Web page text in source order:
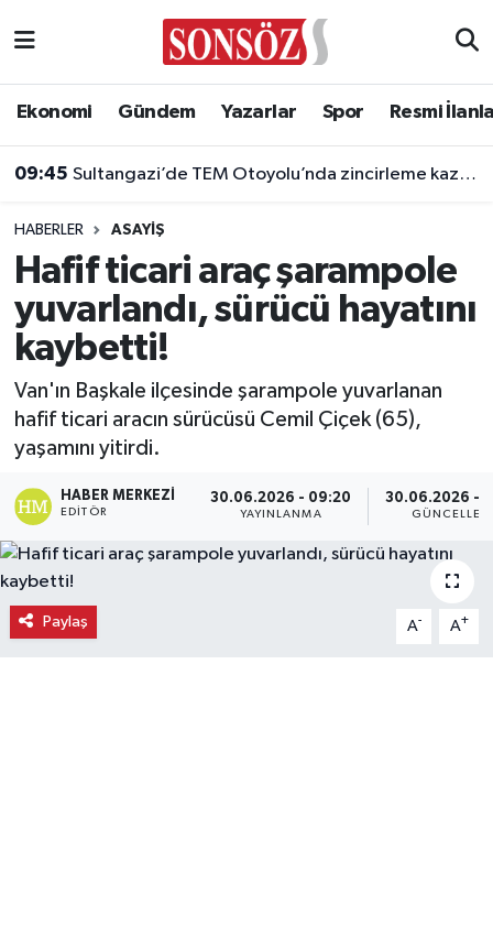
Ekonomi Gündem Yazarlar Spor Resmi
09:45 Sultangazi’de TEM Otoyolu’nda zincirleme kaza: 10 araç birbirine girdi
HABERLER ASAYIŞ
Hafif ticari araç şarampole
yuvarlandı, sürücü hayatını
kaybetti!
Van'ın Başkale ilçesinde şarampole yuvarlanan
hafif ticari aracın sürücüsü Cemil Çiçek (65),
yaşamını yitirdi.
HABER MERKEZI
EDITÖR
30.06.2026 - 09:20
YAYINLANMA
30.06.2026 -
Paylaş A- A+
Asayiş
Biyografi
Çevre
Diğer
Dünya
Eleman
Emlak
Ankara Nöbetçi Eczaneler
Ankara Trafik Yoğunluk Haritası
Süper Lig Puan Durumu ve Fikstür
Tüm Manşetler
Son Dakika Haberleri